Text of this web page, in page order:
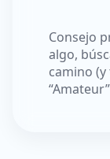
Consejo
algo,
camino